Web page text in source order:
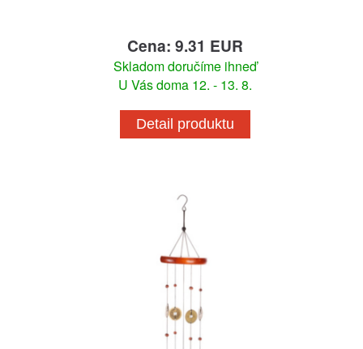
Cena: 9.31 EUR
Skladom doručíme ihneď
U Vás doma 12. - 13. 8.
Detail produktu